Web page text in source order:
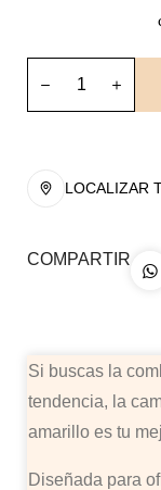
LOCALIZAR
COMPARTIR
Si buscas la
tendencia, la
amarillo es tu
Diseñada para